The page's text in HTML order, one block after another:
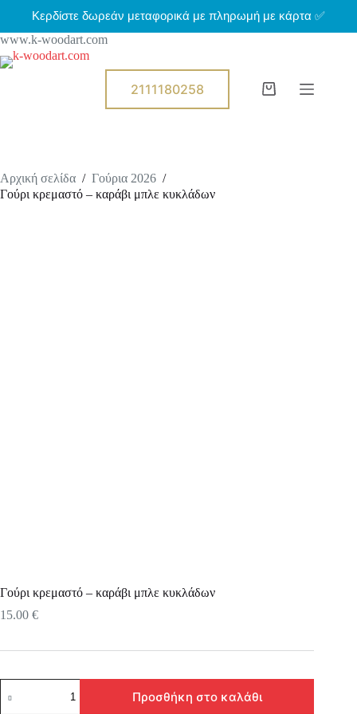
Κερδίστε δωρεάν μεταφορικά με πληρωμή με κάρτα ✅
www.k-woodart.com
τ
ά
ε
ρ
2111180258
Shopping
Αρχική σελίδα / Γούρια 2026 /
Γούρι κρεμαστό – καράβι μπλε κυκλάδων
Γούρι κρεμαστό – καράβι μπλε κυκλάδων
15.00 €
κρεμαστό
Προσθήκη στο καλάθι